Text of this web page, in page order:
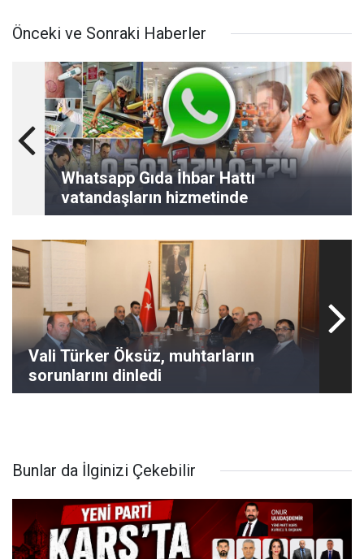
Önceki ve Sonraki Haberler
Whatsapp Gıda İhbar Hattı
vatandaşların hizmetinde
Vali Türker Öksüz, muhtarların
sorunlarını dinledi
Bunlar da İlginizi Çekebilir